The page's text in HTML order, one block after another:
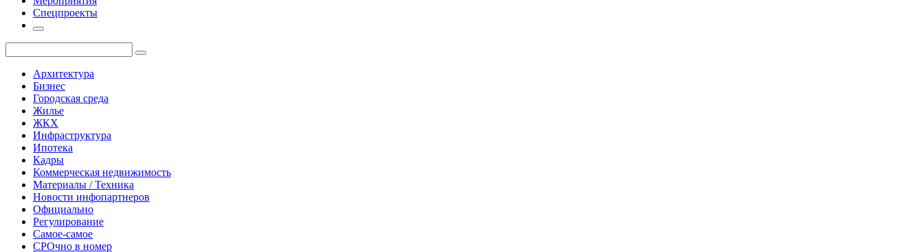
Спецпроекты
Архитектура
Бизнес
Городская среда
Жилье
ЖКХ
Инфраструктура
Ипотека
Кадры
Коммерческая недвижимость
Материалы / Техника
Новости инфопартнеров
Официально
Регулирование
Самое-самое
СРОчно в номер